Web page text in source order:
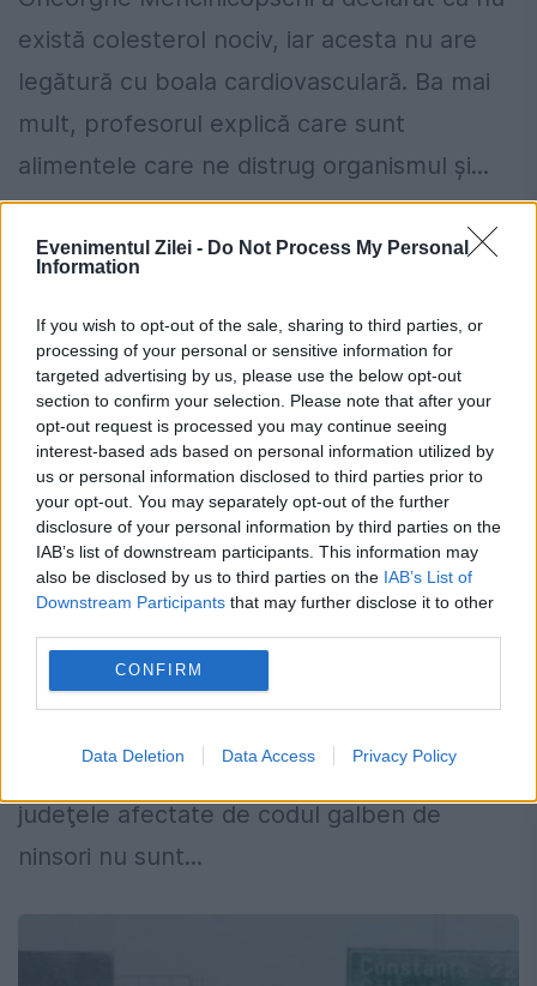
Evenimentul Zilei - Do Not Process My Personal
Information
If you wish to opt-out of the sale, sharing to third parties, or
processing of your personal or sensitive information for
targeted advertising by us, please use the below opt-out
section to confirm your selection. Please note that after your
opt-out request is processed you may continue seeing
interest-based ads based on personal information utilized by
us or personal information disclosed to third parties prior to
your opt-out. You may separately opt-out of the further
disclosure of your personal information by third parties on the
IAB’s list of downstream participants. This information may
also be disclosed by us to third parties on the IAB’s List of
Downstream Participants that may further disclose it to other
CONFIRM
Data Deletion Data Access Privacy Policy
există colesterol nociv, iar acesta nu are
legătură cu boala cardiovasculară. Ba mai
mult, profesorul explică care sunt
alimentele care ne distrug organismul și...
TRAFIC îngreunat din cauza CODULUI
GALBEN DE NINSORI
16 FEBRUARIE 2018
Trafic se desfășoară îngreunat pe anumite
de ninsori care încă mai este valaib. În
judeţele afectate de codul galben de
ninsori nu sunt...